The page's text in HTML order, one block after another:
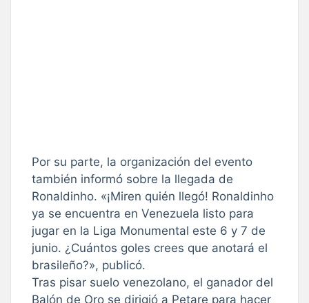
Por su parte, la organización del evento
también informó sobre la llegada de
Ronaldinho. «¡Miren quién llegó! Ronaldinho
ya se encuentra en Venezuela listo para
jugar en la Liga Monumental este 6 y 7 de
junio. ¿Cuántos goles crees que anotará el
brasileño?», publicó.
Tras pisar suelo venezolano, el ganador del
Balón de Oro se dirigió a Petare para hacer